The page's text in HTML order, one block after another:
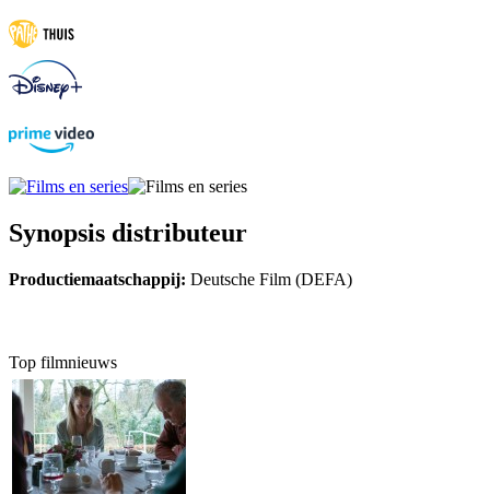
Synopsis distributeur
Productiemaatschappij: Deutsche Film (DEFA)
Top filmnieuws